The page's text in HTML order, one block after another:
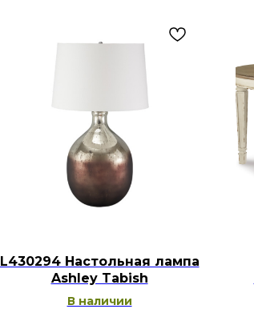
L430294 Настольная лампа
Ashley Tabish
В наличии